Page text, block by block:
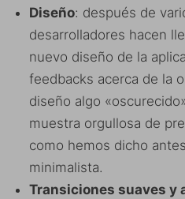
Diseño: después de
desarrolladores hacen
nuevo diseño de la
feedbacks acerca de la
diseño algo
muestra orgullosa de
como hemos dicho
minimalista.
Transiciones suaves y